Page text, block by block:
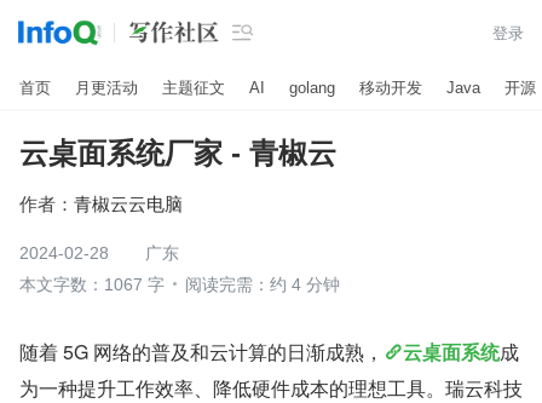
 登录
首页 月更活动 主题征文 AI golang 移动开发 Java 开源
云桌面系统厂家 - 青椒云
作者： 青椒云云电脑
2024-02-28
广东
本文字数：1067 字
阅读完需：约 4 分钟
随着 5G 网络的普及和云计算的日渐成熟， 云桌面系统成
为一种提升工作效率、降低硬件成本的理想工具。瑞云科技